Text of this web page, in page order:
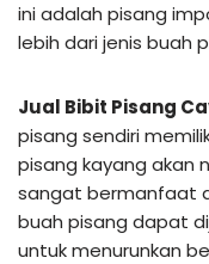
ini adalah pisang
lebih dari jenis buah
Jual Bibit Pisang
pisang sendiri
pisang kayang akan
sangat bermanfaat
buah pisang dapat
untuk menurunkan